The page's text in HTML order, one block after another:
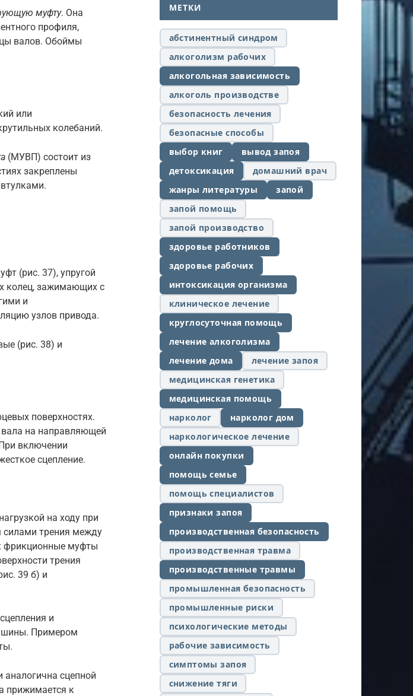
муфту. Она
профиля,
валов. Обоймы
или
колебаний.
(МУВП) состоит из
закреплены
(рис. 37), упругой
колец, зажимающих с
и
узлов привода.
(рис. 38) и
поверхностях.
на направляющей
включении
сцепление.
на ходу при
силами трения между
фрикционные муфты
трения
39 б) и
и
Примером
сцепной
прижимается к
МЕТКИ
абстинентный синдром
алкоголизм рабочих
алкогольная зависимость
алкоголь производстве
безопасность лечения
безопасные способы
выбор книг
вывод запоя
детоксикация
домашний врач
жанры литературы
запой
запой помощь
запой производство
здоровье работников
здоровье рабочих
интоксикация организма
клиническое лечение
круглосуточная помощь
лечение алкоголизма
лечение дома
лечение запоя
медицинская генетика
медицинская помощь
нарколог
нарколог дом
наркологическое лечение
онлайн покупки
помощь семье
помощь специалистов
признаки запоя
производственная безопасность
производственная травма
производственные травмы
промышленная безопасность
промышленные риски
психологические методы
рабочие зависимость
симптомы запоя
снижение тяги